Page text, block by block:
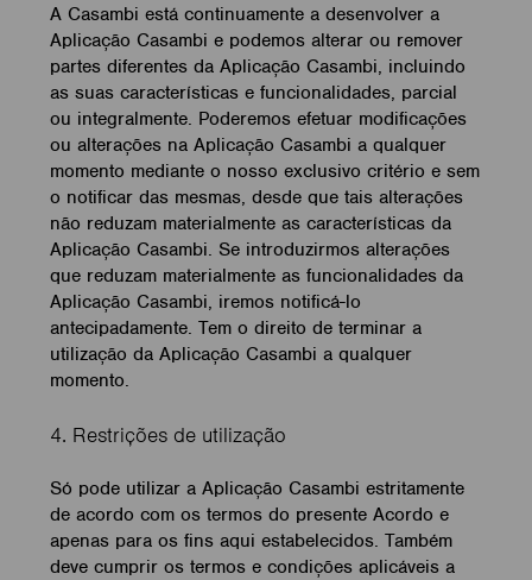
A Casambi está continuamente a desenvolver a
Aplicação Casambi e podemos alterar ou remover
partes diferentes da Aplicação Casambi, incluindo
as suas características e funcionalidades, parcial
ou integralmente. Poderemos efetuar modificações
ou alterações na Aplicação Casambi a qualquer
momento mediante o nosso exclusivo critério e sem
o notificar das mesmas, desde que tais alterações
não reduzam materialmente as características da
Aplicação Casambi. Se introduzirmos alterações
que reduzam materialmente as funcionalidades da
Aplicação Casambi, iremos notificá-lo
antecipadamente. Tem o direito de terminar a
utilização da Aplicação Casambi a qualquer
momento.
4. Restrições de utilização
Só pode utilizar a Aplicação Casambi estritamente
de acordo com os termos do presente Acordo e
apenas para os fins aqui estabelecidos. Também
deve cumprir os termos e condições aplicáveis a